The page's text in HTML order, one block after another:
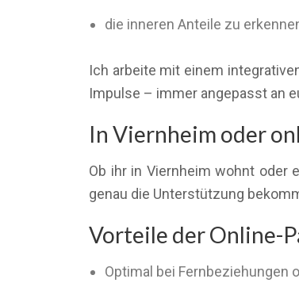
die inneren Anteile zu
Ich arbeite mit einem
Impulse – immer angepasst an
In Viernheim oder
Ob ihr in Viernheim wohnt oder
genau die Unterstützung
Vorteile der Online-
Optimal bei Fernbeziehungen